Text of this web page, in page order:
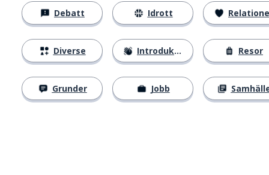
Debatt
Diverse
Grunder
Idrott
Introduktion
Jobb
Resor